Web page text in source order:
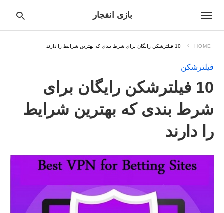
بازی انفجار
HOME 10 فیلترشکن رایگان برای شرط بندی که بهترین شرایط را دارند
فیلترشکن
10 فیلترشکن رایگان برای
شرط بندی که بهترین شرایط
را دارند